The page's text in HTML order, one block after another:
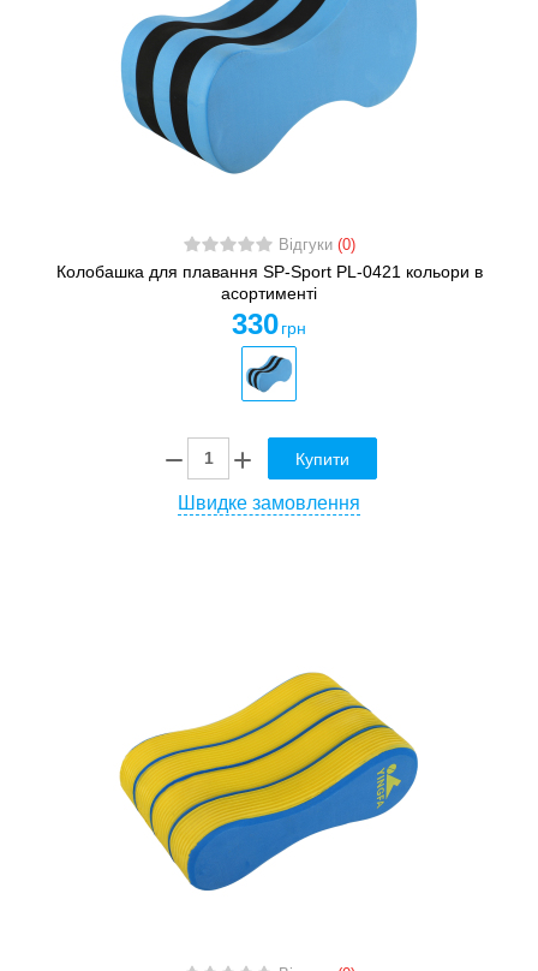
Відгуки (0)
Колобашка для плавання SP-Sport PL-0421 кольори в
асортименті
330 грн
Купити
Швидке замовлення